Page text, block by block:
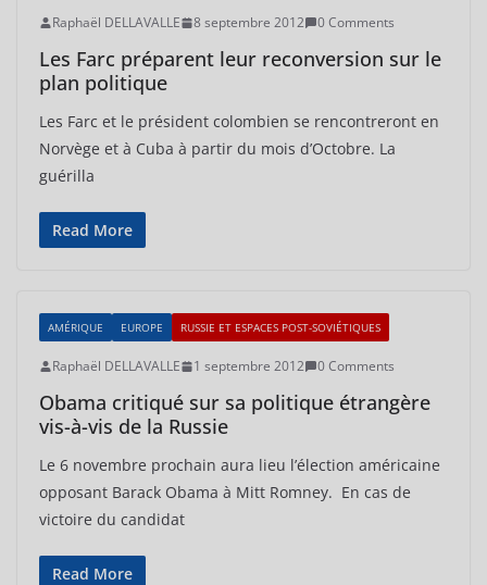
Raphaël DELLAVALLE 8 septembre 2012 0 Comments
Les Farc préparent leur reconversion sur le
plan politique
Les Farc et le président colombien se rencontreront en
Norvège et à Cuba à partir du mois d’Octobre. La
guérilla
Read More
AMÉRIQUE EUROPE RUSSIE ET ESPACES POST-SOVIÉTIQUES
Raphaël DELLAVALLE 1 septembre 2012 0 Comments
Obama critiqué sur sa politique étrangère
vis-à-vis de la Russie
Le 6 novembre prochain aura lieu l’élection américaine
opposant Barack Obama à Mitt Romney. En cas de
victoire du candidat
Read More